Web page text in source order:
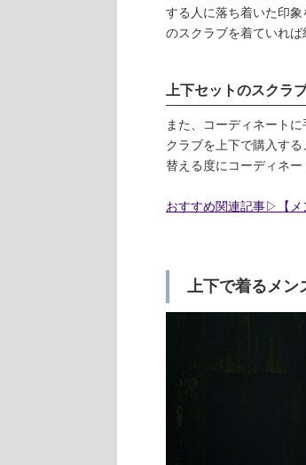
する人に落ち着いた印
のスクラブを着ていれ
上下セットのスクラ
また、コーディネート
クラブを上下で購入す
替える度にコーディネー
おすすめ関連記事▷【メ
上下で着るメ